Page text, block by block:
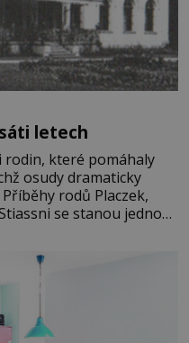
letech
rodin, které pomáhaly
osudy dramaticky
rodů Placzek,
se stanou jednou
pamatuje z rodinných